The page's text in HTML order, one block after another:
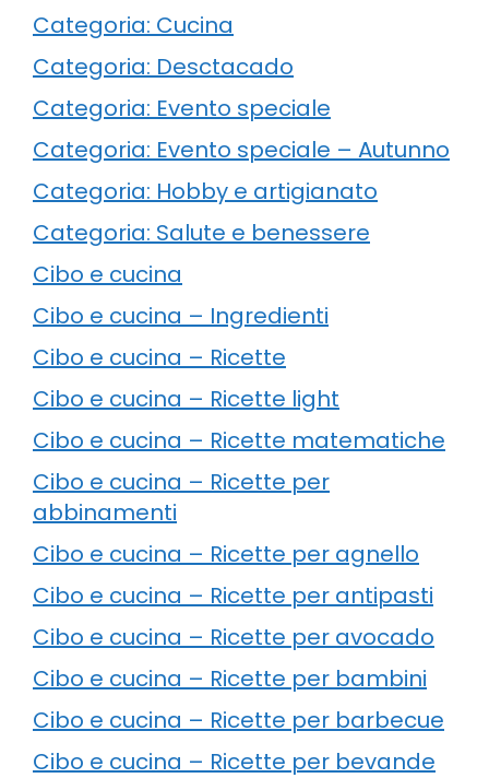
Categoria: Cucina
Categoria: Desctacado
Categoria: Evento speciale
Categoria: Evento speciale – Autunno
Categoria: Hobby e artigianato
Categoria: Salute e benessere
Cibo e cucina
Cibo e cucina – Ingredienti
Cibo e cucina – Ricette
Cibo e cucina – Ricette light
Cibo e cucina – Ricette matematiche
Cibo e cucina – Ricette per
abbinamenti
Cibo e cucina – Ricette per agnello
Cibo e cucina – Ricette per antipasti
Cibo e cucina – Ricette per avocado
Cibo e cucina – Ricette per bambini
Cibo e cucina – Ricette per barbecue
Cibo e cucina – Ricette per bevande